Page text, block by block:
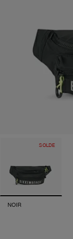
SOLDE
NOIR